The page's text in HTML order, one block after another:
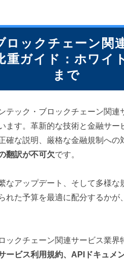
ロックチェーン関
重ガイド：ホワイ
まで
テック・ブロックチェーン関
ます。革新的な技術と金融サ
確な説明、厳格な金融規制へ
翻訳が不可欠です。
なアップデート、そして多様
れた予算を最適に配分するか
ックチェーン関連サービス業
ービス利用規約、APIドキュメ